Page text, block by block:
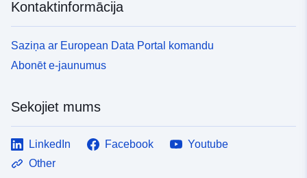
Kontaktinformācija
Saziņa ar European Data Portal komandu
Abonēt e-jaunumus
Sekojiet mums
LinkedIn Facebook
Youtube
Other